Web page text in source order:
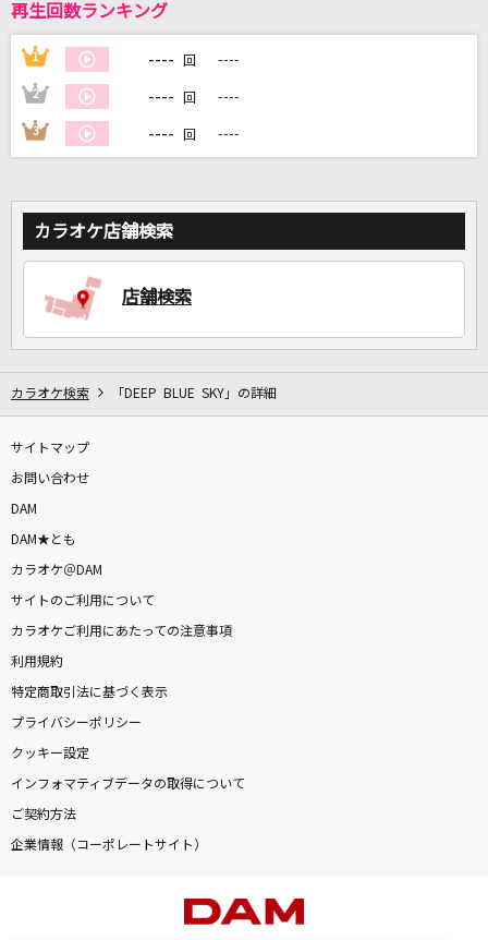
再生回数ランキング
1 ---- 回 ----
2 ---- 回 ----
3 ---- 回 ----
カラオケ店舗検索
店舗検索
カラオケ検索 「DEEP BLUE SKY」の詳細
サイトマップ
お問い合わせ
DAM
DAM★とも
カラオケ＠DAM
サイトのご利用について
カラオケご利用にあたっての注意事項
利用規約
特定商取引法に基づく表示
プライバシーポリシー
クッキー設定
インフォマティブデータの取得について
ご契約方法
企業情報（コーポレートサイト）